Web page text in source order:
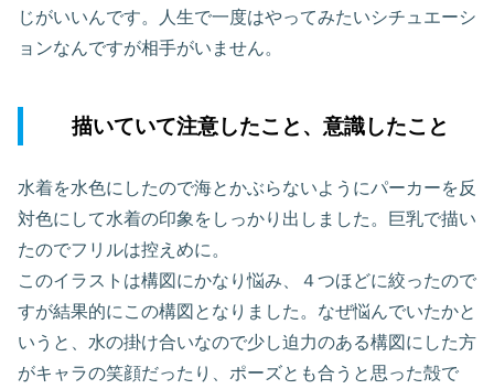
じがいいんです。人生で一度はやってみたいシチュエーシ
ョンなんですが相手がいません。
描いていて注意したこと、意識したこと
水着を水色にしたので海とかぶらないようにパーカーを反
対色にして水着の印象をしっかり出しました。巨乳で描い
たのでフリルは控えめに。
このイラストは構図にかなり悩み、４つほどに絞ったので
すが結果的にこの構図となりました。なぜ悩んでいたかと
いうと、水の掛け合いなので少し迫力のある構図にした方
がキャラの笑顔だったり、ポーズとも合うと思った殻で